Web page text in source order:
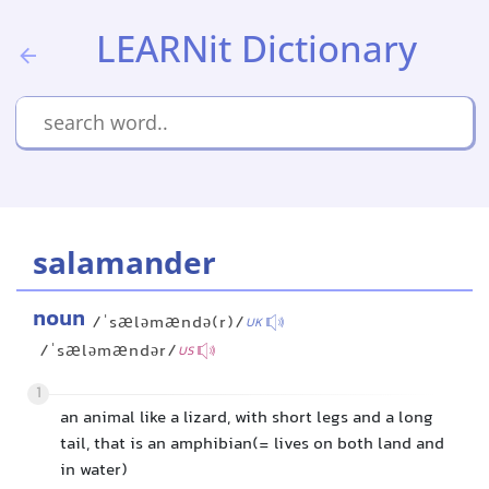
LEARNit Dictionary
salamander
noun /ˈsæləmændə(r)/UK
/ˈsæləmændər/US
1
an animal like a lizard, with short legs and a long
tail, that is an amphibian(= lives on both land and
in water)